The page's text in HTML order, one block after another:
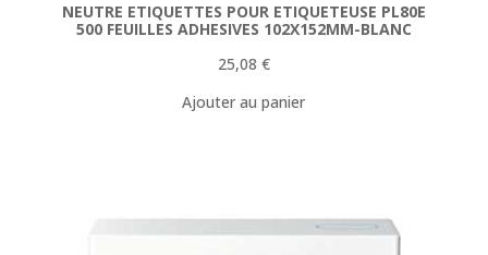
NEUTRE ETIQUETTES POUR ETIQUETEUSE PL80E
500 FEUILLES ADHESIVES 102X152MM-BLANC
25,08 €
Ajouter au panier